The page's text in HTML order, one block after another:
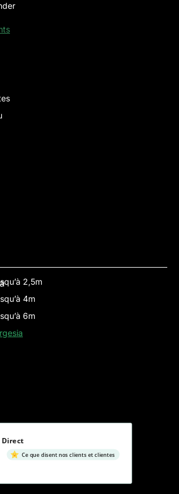
2,5m
4m
6m
Direct
Ce que disent nos clients et clientes